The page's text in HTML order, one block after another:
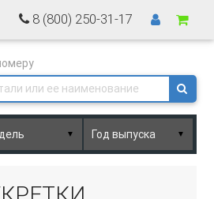
8 (800) 250-31-17
▼ ▼